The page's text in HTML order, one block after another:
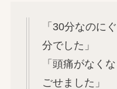
「30分なのに
分でした」
「頭痛がなく
ごせました」